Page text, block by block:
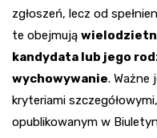
zgłoszeń, lecz od
te obejmują
kandydata lub jego
wychowywanie. Ważne
kryteriami
opublikowanym w